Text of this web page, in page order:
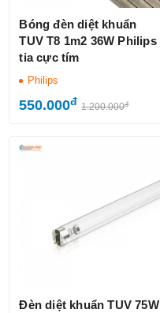
Bóng đèn diệt khuẩn
TUV T8 1m2 36W Philips
tia cực tím
Philips
550.000đ 1.200.000đ
Đèn diệt khuẩn TUV 75W